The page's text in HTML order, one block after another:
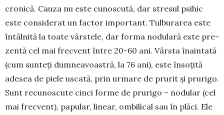
cronică. Cauza nu este cunoscută, dar stresul psihic
este considerat un factor important. Tulburarea este
întâlnită la toate vârstele, dar forma nodulară este pre­
zentă cel mai frecvent între 20-60 ani. Vârsta îna­intată
(cum sunteți dumneavoastră, la 76 ani), este însoțită
adesea de piele uscată, prin urmare de prurit și prurigo.
Sunt recunoscute cinci forme de prurigo – nodular (cel
mai frecvent), papular, linear, ombilical sau în plăci. Ele